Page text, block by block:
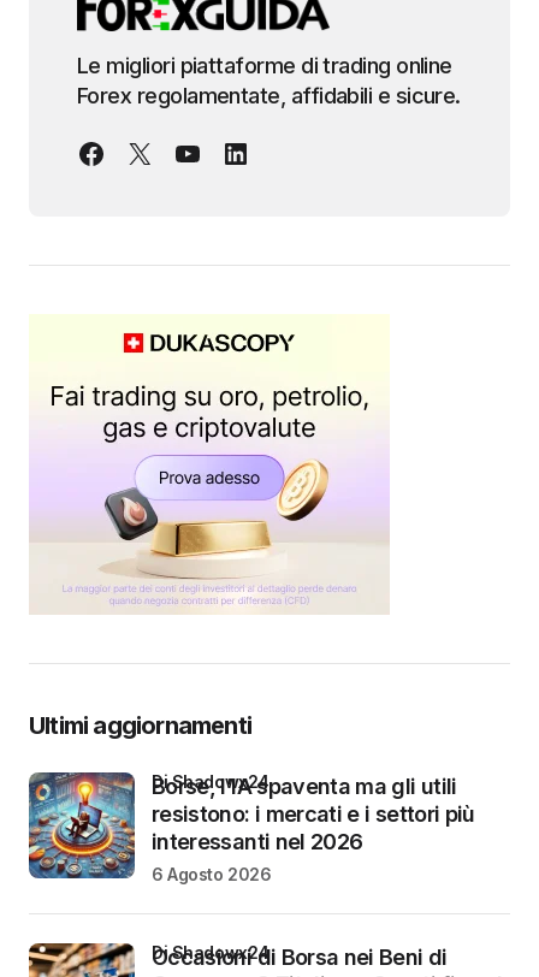
Le migliori piattaforme di trading online
Forex regolamentate, affidabili e sicure.
Ultimi aggiornamenti
Borse, l’IA spaventa ma gli utili
resistono: i mercati e i settori più
interessanti nel 2026
di Shadowx24
6 Agosto 2026
Occasioni di Borsa nei Beni di
di Shadowx24